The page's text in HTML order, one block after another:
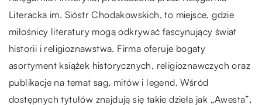
Literacka im. Sióstr Chodakowskich, to miejsce, gdzie
miłośnicy literatury mogą odkrywać fascynujący świat
historii i religioznawstwa. Firma oferuje bogaty
asortyment książek historycznych, religioznawczych oraz
publikacje na temat sag, mitów i legend. Wśród
dostępnych tytułów znajdują się takie dzieła jak „Awesta”,